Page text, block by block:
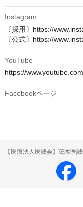
Instagram
〔採用〕https://
〔公式〕https://
YouTube
https://
Facebookページ
【医療法人医誠会】茨木医